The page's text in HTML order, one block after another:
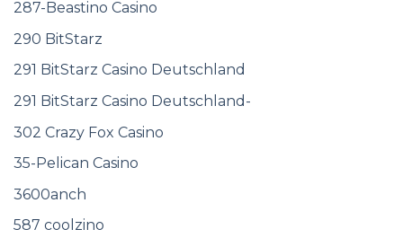
287-Beastino Casino
290 BitStarz
291 BitStarz Casino Deutschland
291 BitStarz Casino Deutschland-
302 Crazy Fox Casino
35-Pelican Casino
3600anch
587 coolzino